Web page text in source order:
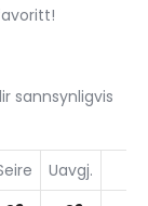
favoritt!
sannsynligvis
Uavgj.